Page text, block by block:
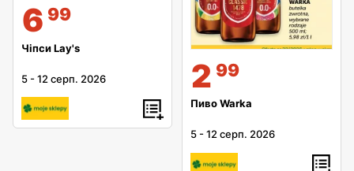
6 99
Чіпси Lay's
5 -12 серп. 2026 2 99
Пиво Warka
5 -12 серп. 2026